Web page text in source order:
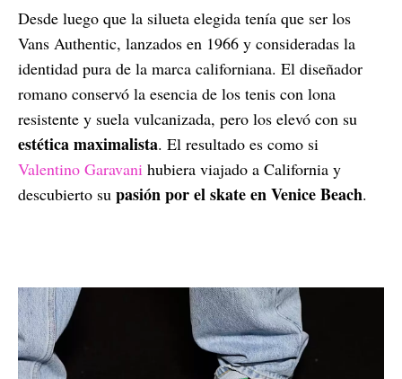
Desde luego que la silueta elegida tenía que ser los
Vans Authentic, lanzados en 1966 y consideradas la
identidad pura de la marca californiana. El diseñador
romano conservó la esencia de los tenis con lona
resistente y suela vulcanizada, pero los elevó con su
estética maximalista. El resultado es como si
Valentino Garavani hubiera viajado a California y
descubierto su pasión por el skate en Venice Beach.